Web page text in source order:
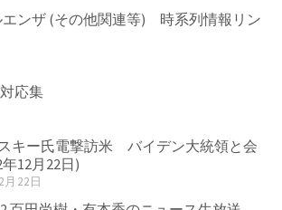
エンザ (その他関連等) 時系列情報リン
応集
キー氏電撃訪米 バイデン大統領と会
12月22日)
月22日